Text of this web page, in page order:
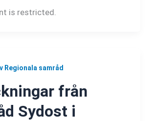
is restricted.
Regionala samråd
från
Sydost i